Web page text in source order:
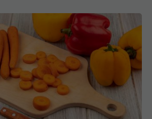
morcovii. Metoda simplă care